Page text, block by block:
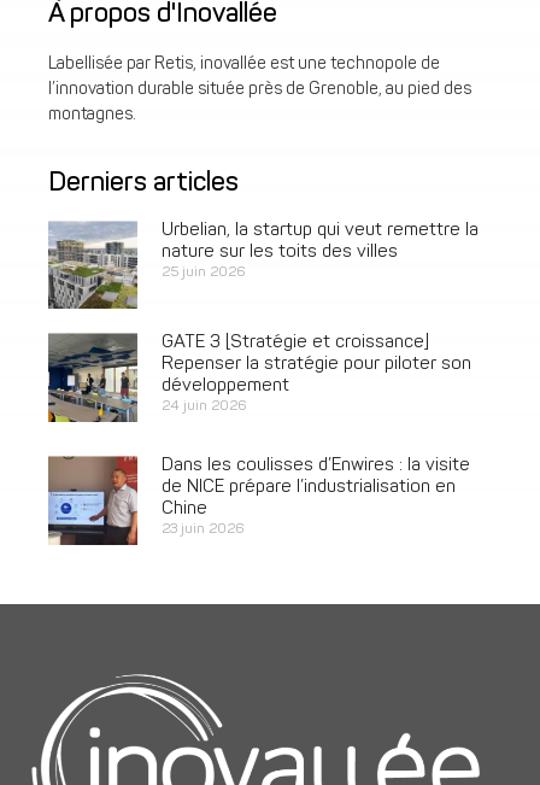
À propos d'Inovallée
Labellisée par Retis, inovallée est une technopole de
l’innovation durable située près de Grenoble, au pied des
montagnes.
Derniers articles
Urbelian, la startup qui veut remettre la
nature sur les toits des villes
25 juin 2026
GATE 3 [Stratégie et croissance]
Repenser la stratégie pour piloter son
développement
24 juin 2026
Dans les coulisses d’Enwires : la visite
de NICE prépare l’industrialisation en
Chine
23 juin 2026